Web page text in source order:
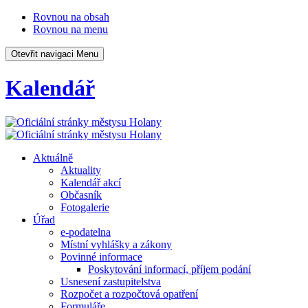
Rovnou na obsah
Rovnou na menu
Otevřit navigaci Menu
Kalendář
Aktuálně
Aktuality
Kalendář akcí
Občasník
Fotogalerie
Úřad
e-podatelna
Místní vyhlášky a zákony
Povinné informace
Poskytování informací, příjem podání
Usnesení zastupitelstva
Rozpočet a rozpočtová opatření